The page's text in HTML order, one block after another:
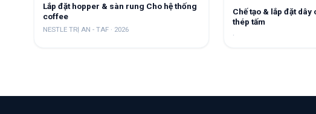
Lắp đặt hopper & sàn rung Cho hệ thống
coffee
NESTLE TRỊ AN - TAF · 2026
Chế tạo & lắp đặt dây
thép tấm
·